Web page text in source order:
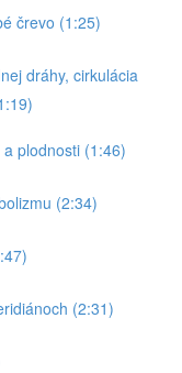
črevo (1:25)
dráhy, cirkulácia
plodnosti (1:46)
(2:34)
(2:31)